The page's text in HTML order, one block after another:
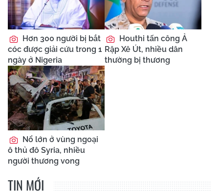
Hơn 300 người bị bắt
cóc được giải cứu trong 1
ngày ở Nigeria
Houthi tấn công Ả
Rập Xê Út, nhiều dân
thường bị thương
Nổ lớn ở vùng ngoại
ô thủ đô Syria, nhiều
người thương vong
TIN MỚI